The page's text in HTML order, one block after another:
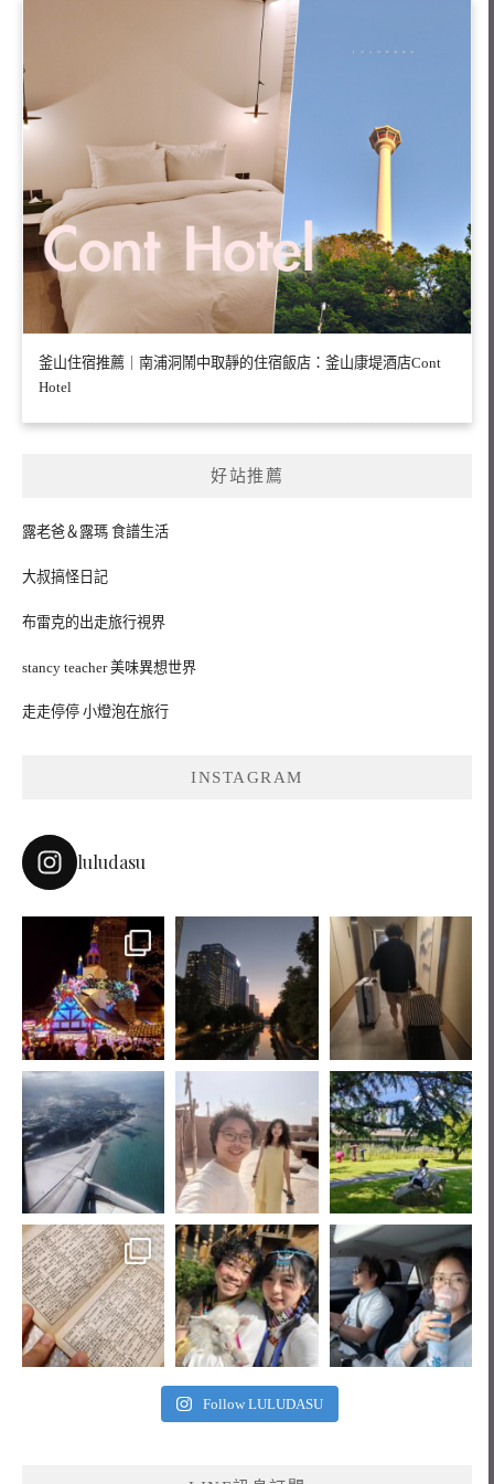
釜山住宿推薦｜南浦洞鬧中取靜的住宿飯店：釜山康堤酒店Cont
Hotel
好站推薦
露老爸＆露瑪 食譜生活
大叔搞怪日記
布雷克的出走旅行視界
stancy teacher 美味異想世界
走走停停 小燈泡在旅行
INSTAGRAM
luludasu
Follow LULUDASU